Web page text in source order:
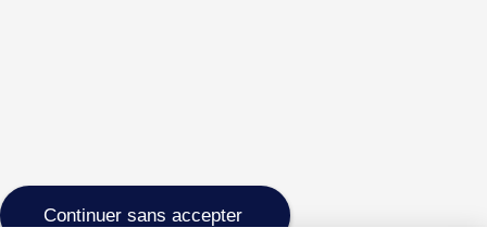
Continuer sans accepter